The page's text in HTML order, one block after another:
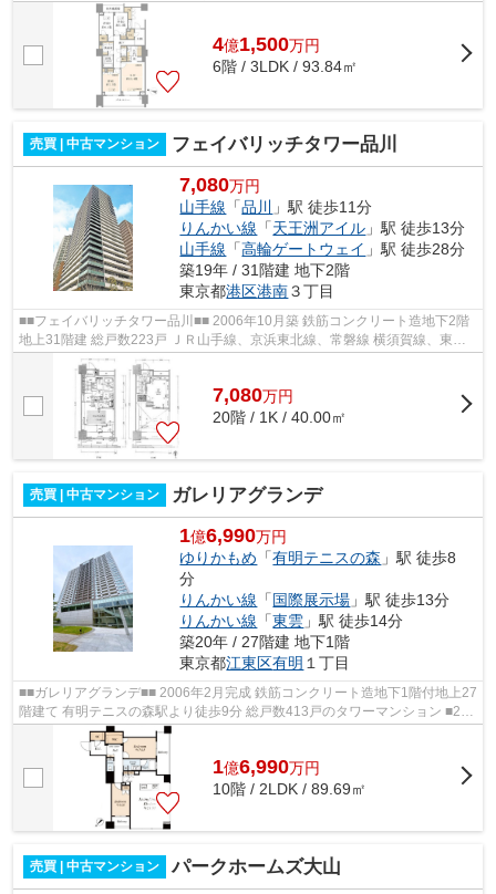
能 オートロック 宅配ボックス完備...
4億1,500万円
6階 / 3LDK / 93.84㎡
売買 | 中古マンション フェイバリッチタワー品川
7,080万円
山手線 「品川
」駅 徒歩11分
りんかい線 「天王洲アイル 」駅 徒歩13分
山手線 「高輪ゲートウェイ 」駅 徒歩28分
築19年 / 31階建 地下2階
東京都港区港南３丁目
■■フェイバリッチタワー品川■■ 2006年10月築 鉄筋コンクリート造地下2階
地上31階建 総戸数223戸 ＪＲ山手線、京浜東北線、常磐線 横須賀線、東海
7,080万円
20階 / 1K / 40.00㎡
売買 | 中古マンション ガレリアグランデ
1億6,990万円
ゆりかもめ 「有明テニスの森 」駅 徒歩8
分
りんかい線 「国際展示場 」駅 徒歩13分
りんかい線 「東雲 」駅 徒歩14分
築20年 / 27階建 地下1階
東京都江東区有明 １丁目
■■ガレリアグランデ■■ 2006年2月完成 鉄筋コンクリート造地下1階付地上27
階建て 有明テニスの森駅より徒歩9分 総戸数413戸のタワーマンション ■24
時間有人管理 ■24時間遠隔管理シス...
1億6,990万円
10階 / 2LDK / 89.69㎡
売買 | 中古マンション パークホームズ大山